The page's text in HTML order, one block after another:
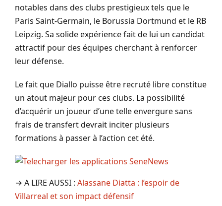
notables dans des clubs prestigieux tels que le
Paris Saint-Germain, le Borussia Dortmund et le RB
Leipzig. Sa solide expérience fait de lui un candidat
attractif pour des équipes cherchant à renforcer
leur défense.
Le fait que Diallo puisse être recruté libre constitue
un atout majeur pour ces clubs. La possibilité
d’acquérir un joueur d’une telle envergure sans
frais de transfert devrait inciter plusieurs
formations à passer à l’action cet été.
→ A LIRE AUSSI : Alassane Diatta : l’espoir de
Villarreal et son impact défensif